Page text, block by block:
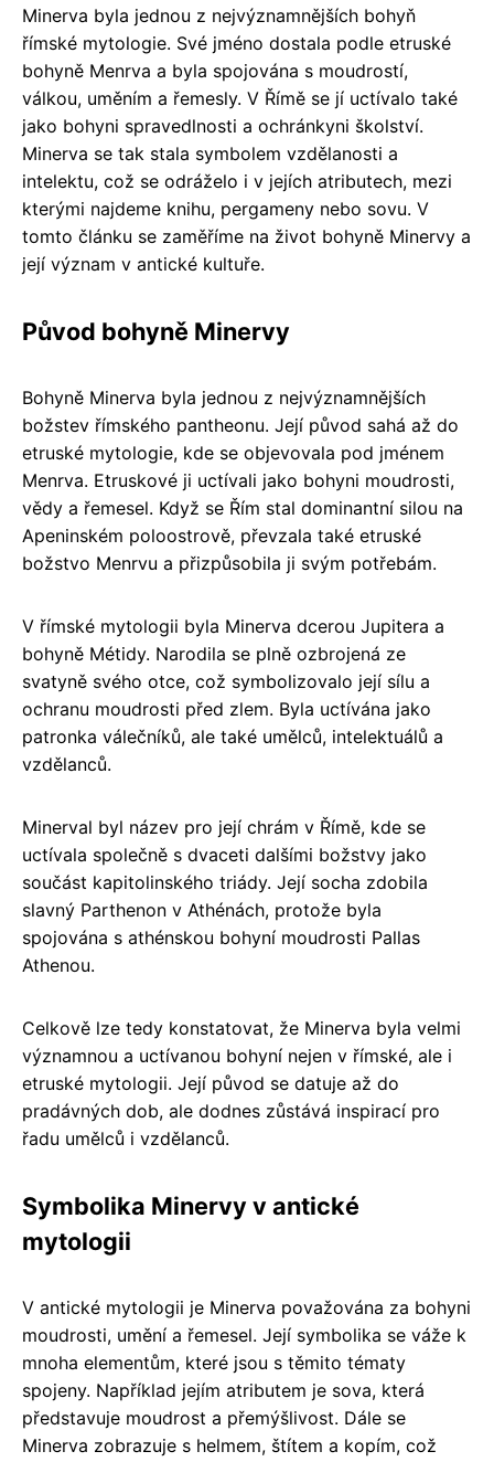
Minerva byla jednou z nejvýznamnějších bohyň
římské mytologie. Své jméno dostala podle etruské
bohyně Menrva a byla spojována s moudrostí,
válkou, uměním a řemesly. V Římě se jí uctívalo také
jako bohyni spravedlnosti a ochránkyni školství.
Minerva se tak stala symbolem vzdělanosti a
intelektu, což se odráželo i v jejích atributech, mezi
kterými najdeme knihu, pergameny nebo sovu. V
tomto článku se zaměříme na život bohyně Minervy a
její význam v antické kultuře.
Původ bohyně Minervy
Bohyně Minerva byla jednou z nejvýznamnějších
božstev římského pantheonu. Její původ sahá až do
etruské mytologie, kde se objevovala pod jménem
Menrva. Etruskové ji uctívali jako bohyni moudrosti,
vědy a řemesel. Když se Řím stal dominantní silou na
Apeninském poloostrově, převzala také etruské
božstvo Menrvu a přizpůsobila ji svým potřebám.
V římské mytologii byla Minerva dcerou Jupitera a
bohyně Métidy. Narodila se plně ozbrojená ze
svatyně svého otce, což symbolizovalo její sílu a
ochranu moudrosti před zlem. Byla uctívána jako
patronka válečníků, ale také umělců, intelektuálů a
vzdělanců.
Minerval byl název pro její chrám v Římě, kde se
uctívala společně s dvaceti dalšími božstvy jako
součást kapitolinského triády. Její socha zdobila
slavný Parthenon v Athénách, protože byla
spojována s athénskou bohyní moudrosti Pallas
Athenou.
Celkově lze tedy konstatovat, že Minerva byla velmi
významnou a uctívanou bohyní nejen v římské, ale i
etruské mytologii. Její původ se datuje až do
pradávných dob, ale dodnes zůstává inspirací pro
řadu umělců i vzdělanců.
Symbolika Minervy v antické
mytologii
V antické mytologii je Minerva považována za bohyni
moudrosti, umění a řemesel. Její symbolika se váže k
mnoha elementům, které jsou s těmito tématy
spojeny. Například jejím atributem je sova, která
představuje moudrost a přemýšlivost. Dále se
Minerva zobrazuje s helmem, štítem a kopím, což